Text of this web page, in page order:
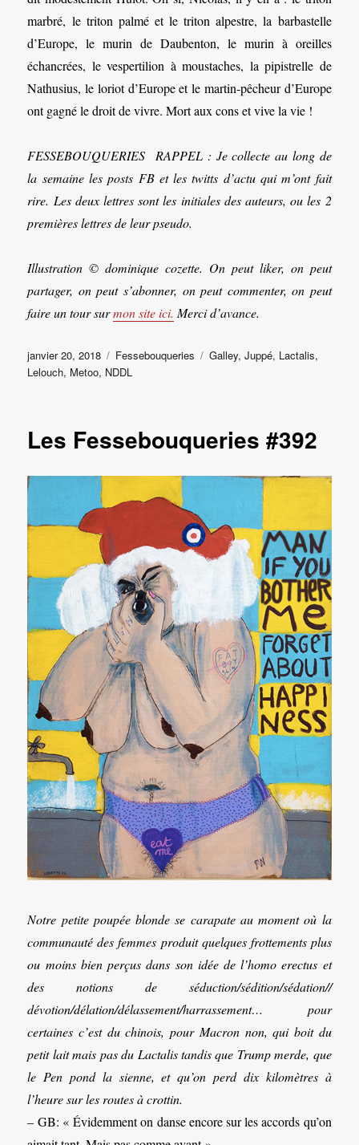
marbré, le triton palmé et le triton alpestre, la barbastelle
d’Europe, le murin de Daubenton, le murin à oreilles
échancrées, le vespertilion à moustaches, la pipistrelle de
Nathusius, le loriot d’Europe et le martin-pêcheur d’Europe
ont gagné le droit de vivre. Mort aux cons et vive la vie !
FESSEBOUQUERIES RAPPEL : Je collecte au long de
la semaine les posts FB et les twitts d’actu qui m’ont fait
rire. Les deux lettres sont les initiales des auteurs, ou les 2
premières lettres de leur pseudo.
Illustration © dominique cozette. On peut liker, on peut
partager, on peut s’abonner, on peut commenter, on peut
faire un tour surmon site ici. Merci d’avance.
Publié
le
janvier 20, 2018 Catégories
Fessebouqueries Étiquettes
Galley,Juppé, Lactalis,
Lelouch, Metoo, NDDL
Les Fessebouqueries #392
Notre petite poupée blonde se carapate au moment où la
communauté des femmes produit quelques frottements plus
ou moins bien perçus dans son idée de l’homo erectus et
des notions de séduction/sédition/sédation//
dévotion/délation/délassement/harrassement… pour
certaines c’est du chinois, pour Macron non, qui boit du
petit lait mais pas du Lactalis tandis que Trump merde, que
le Pen pond la sienne, et qu’on perd dix kilomètres à
l’heure sur les routes à crottin.
– GB: « Évidemment on danse encore sur les accords qu’on